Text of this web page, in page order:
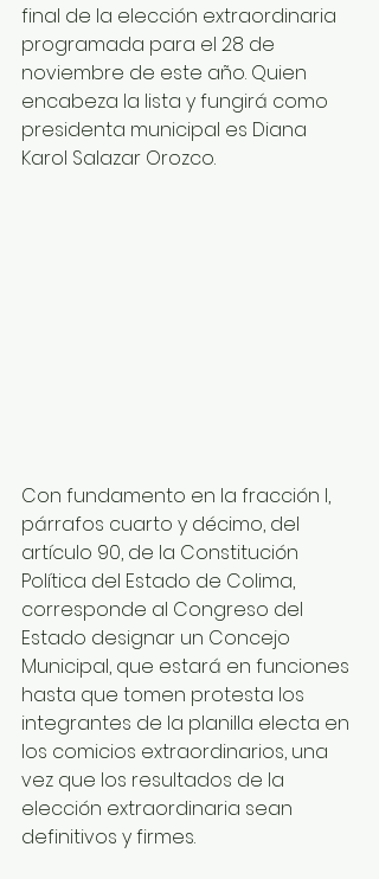
final de la elección extraordinaria
programada para el 28 de
noviembre de este año. Quien
encabeza la lista y fungirá como
presidenta municipal es Diana
Karol Salazar Orozco.
Con fundamento en la fracción I,
párrafos cuarto y décimo, del
artículo 90, de la Constitución
Política del Estado de Colima,
corresponde al Congreso del
Estado designar un Concejo
Municipal, que estará en funciones
hasta que tomen protesta los
integrantes de la planilla electa en
los comicios extraordinarios, una
vez que los resultados de la
elección extraordinaria sean
definitivos y firmes.